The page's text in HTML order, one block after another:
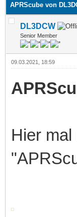
APRScube von
DL3DCW
Senior Member
09.03.2021, 18:59
Hier